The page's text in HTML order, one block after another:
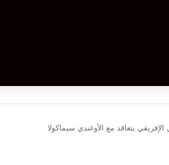
الإفريقي يتعاقد مع الأوغندي سيماكولا